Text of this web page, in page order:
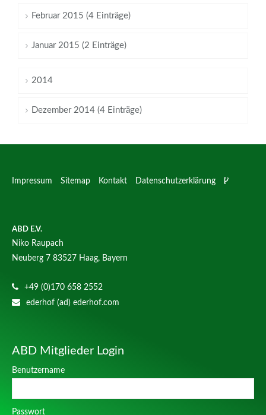
Februar 2015 (4 Einträge)
Januar 2015 (2 Einträge)
2014
Dezember 2014 (4 Einträge)
Impressum Sitemap Kontakt Datenschutzerklärung
ABD E.V.
Niko Raupach
Neuberg 7 83527 Haag, Bayern
+49 (0)170 658 2552
ederhof (ad) ederhof.com
ABD Mitglieder Login
Benutzername
Passwort